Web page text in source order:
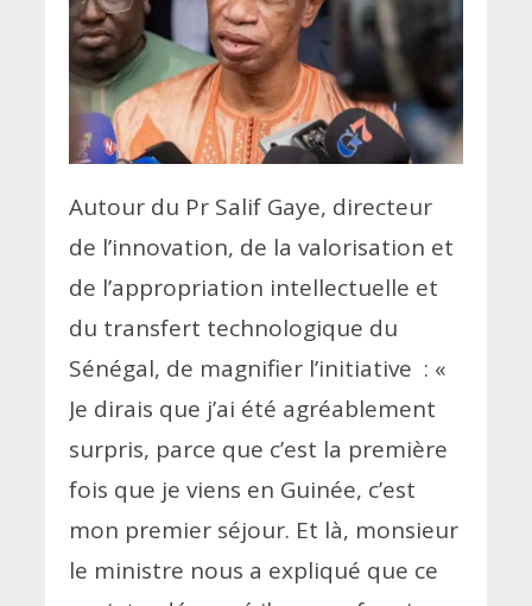
Autour du Pr Salif Gaye, directeur
de l’innovation, de la valorisation et
de l’appropriation intellectuelle et
du transfert technologique du
Sénégal, de magnifier l’initiative : «
Je dirais que j’ai été agréablement
surpris, parce que c’est la première
fois que je viens en Guinée, c’est
mon premier séjour. Et là, monsieur
le ministre nous a expliqué que ce